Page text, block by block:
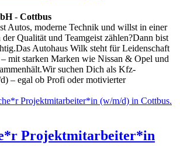
- Cottbus
Autos, moderne Technik und willst in einer
Qualität und Teamgeist zählen?Dann bist
Autohaus Wilk steht für Leidenschaft
mit starken Marken wie Nissan & Opel und
suchen Dich als Kfz-
– egal ob Profi oder motivierter
Projektmitarbeiter*in